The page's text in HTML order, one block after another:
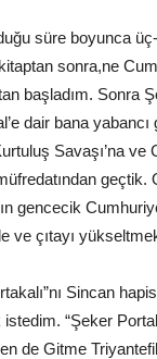
süre boyunca
sonra,ne
başladım. Sonra
dair bana
Savaşı’na
geçtik.
gencecik
ve çıtayı
Sincan
“Şeker
de Gitme